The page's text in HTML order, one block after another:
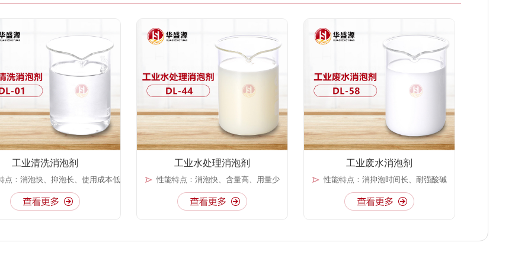
工业清洗消泡剂
点：消泡快、抑泡长、使用成本低
工业水处理消泡剂
性能特点：消泡快、含量高、用量少
工业废水消泡剂
性能特点：消抑泡时间长、耐强酸碱